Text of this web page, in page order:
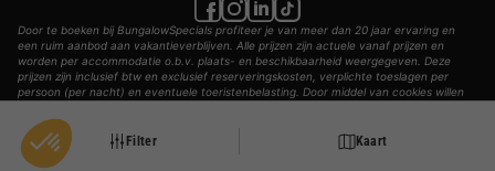
Filter Kaart
Door te boeken bij BungalowSpecials profiteer je van meer dan 20 jaar ervaring en
een ruim aanbod aan vakantieverblijven. Alle prijzen zijn actuele vanaf prijzen en
worden per accommodatie o.b.v. plaats- en beschikbaarheid weergegeven. Deze
prijzen zijn inclusief btw en exclusief reserveringskosten, verplichte toeslagen per
persoon (per nacht) en eventuele toeristenbelasting. Door middel van cookies willen
© 2002 - 2025 AddGuests B.V. Alle rechten voorbehouden.